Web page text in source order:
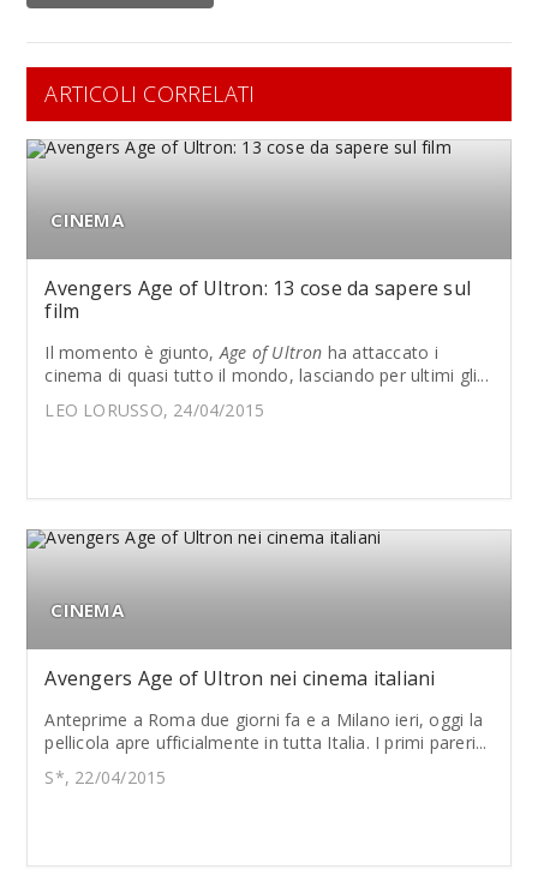
ARTICOLI CORRELATI
CINEMA
Avengers Age of Ultron: 13 cose da sapere sul
film
Il momento è giunto,Age of Ultron ha attaccato i
cinema di quasi tutto il mondo, lasciando per ultimi gli...
LEO LORUSSO, 24/04/2015
CINEMA
Avengers Age of Ultron nei cinema italiani
Anteprime a Roma due giorni fa e a Milano ieri, oggi la
pellicola apre ufficialmente in tutta Italia. I primi pareri...
S*, 22/04/2015